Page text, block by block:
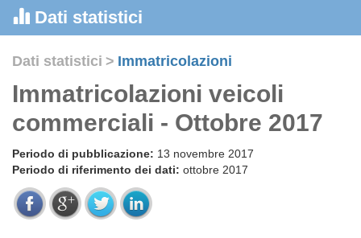
Dati statistici
Dati statistici > Immatricolazioni
Immatricolazioni veicoli
commerciali - Ottobre 2017
Periodo di pubblicazione: 13 novembre 2017
Periodo di riferimento dei dati: ottobre 2017